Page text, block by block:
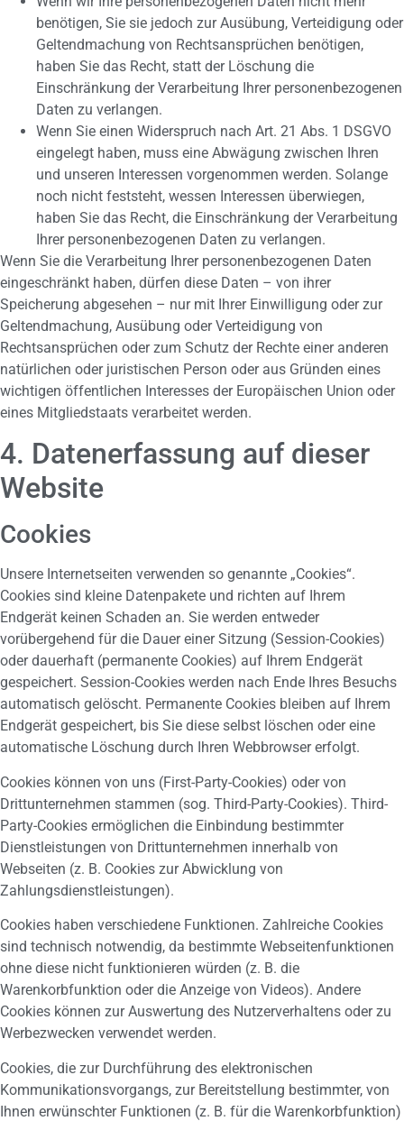
benötigen, Sie sie jedoch zur Ausübung, Verteidigung oder
Geltendmachung von Rechtsansprüchen benötigen,
haben Sie das Recht, statt der Löschung die
Einschränkung der Verarbeitung Ihrer personenbezogenen
Daten zu verlangen.
Wenn Sie einen Widerspruch nach Art. 21 Abs. 1 DSGVO
eingelegt haben, muss eine Abwägung zwischen Ihren
und unseren Interessen vorgenommen werden. Solange
noch nicht feststeht, wessen Interessen überwiegen,
haben Sie das Recht, die Einschränkung der Verarbeitung
Ihrer personenbezogenen Daten zu verlangen.
Wenn Sie die Verarbeitung Ihrer personenbezogenen Daten
eingeschränkt haben, dürfen diese Daten – von ihrer
Speicherung abgesehen – nur mit Ihrer Einwilligung oder zur
Geltendmachung, Ausübung oder Verteidigung von
Rechtsansprüchen oder zum Schutz der Rechte einer anderen
natürlichen oder juristischen Person oder aus Gründen eines
wichtigen öffentlichen Interesses der Europäischen Union oder
eines Mitgliedstaats verarbeitet werden.
4. Datenerfassung auf dieser
Website
Cookies
Unsere Internetseiten verwenden so genannte „Cookies“.
Cookies sind kleine Datenpakete und richten auf Ihrem
Endgerät keinen Schaden an. Sie werden entweder
vorübergehend für die Dauer einer Sitzung (Session-Cookies)
oder dauerhaft (permanente Cookies) auf Ihrem Endgerät
gespeichert. Session-Cookies werden nach Ende Ihres Besuchs
automatisch gelöscht. Permanente Cookies bleiben auf Ihrem
Endgerät gespeichert, bis Sie diese selbst löschen oder eine
automatische Löschung durch Ihren Webbrowser erfolgt.
Cookies können von uns (First-Party-Cookies) oder von
Drittunternehmen stammen (sog. Third-Party-Cookies). Third-
Party-Cookies ermöglichen die Einbindung bestimmter
Dienstleistungen von Drittunternehmen innerhalb von
Webseiten (z. B. Cookies zur Abwicklung von
Zahlungsdienstleistungen).
Cookies haben verschiedene Funktionen. Zahlreiche Cookies
sind technisch notwendig, da bestimmte Webseitenfunktionen
ohne diese nicht funktionieren würden (z. B. die
Warenkorbfunktion oder die Anzeige von Videos). Andere
Cookies können zur Auswertung des Nutzerverhaltens oder zu
Werbezwecken verwendet werden.
Cookies, die zur Durchführung des elektronischen
Kommunikationsvorgangs, zur Bereitstellung bestimmter, von
Ihnen erwünschter Funktionen (z. B. für die Warenkorbfunktion)